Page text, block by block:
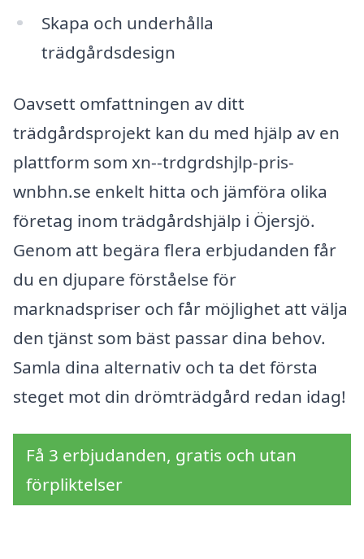
Skapa och underhålla
trädgårdsdesign
Oavsett omfattningen av ditt
trädgårdsprojekt kan du med hjälp av en
plattform som xn--trdgrdshjlp-pris-
wnbhn.se enkelt hitta och jämföra olika
företag inom trädgårdshjälp i Öjersjö.
Genom att begära flera erbjudanden får
du en djupare förståelse för
marknadspriser och får möjlighet att välja
den tjänst som bäst passar dina behov.
Samla dina alternativ och ta det första
steget mot din drömträdgård redan idag!
Få 3 erbjudanden, gratis och utan
förpliktelser